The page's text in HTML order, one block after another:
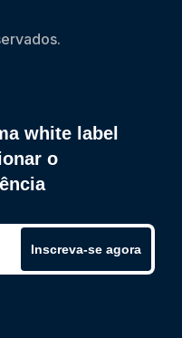
white label
o
Inscreva-se agora